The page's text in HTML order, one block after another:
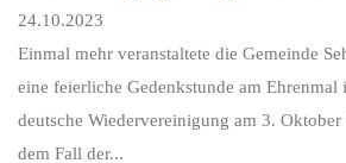
24.10.2023
Einmal mehr veranstaltete die Gemeinde
eine feierliche Gedenkstunde am Ehrenmal
deutsche Wiedervereinigung am 3.
dem Fall der...